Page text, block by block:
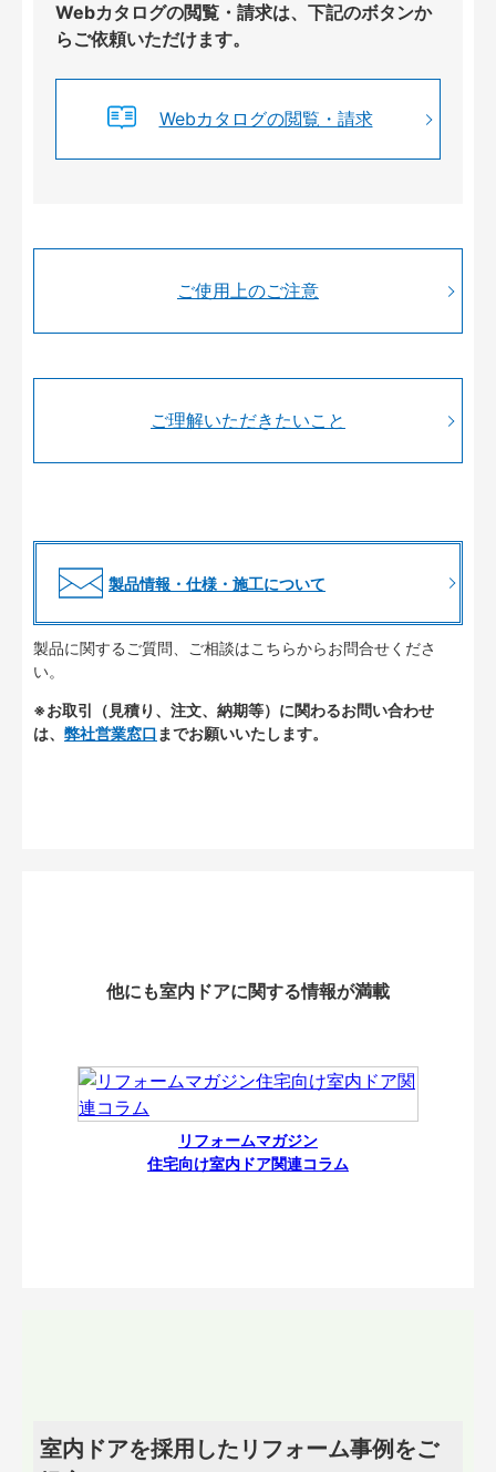
Webカタログの閲覧・請求は、下記のボタンか
らご依頼いただけます。
Webカタログの閲覧・請求
ご使用上のご注意
ご理解いただきたいこと
製品情報・仕様・施工について
製品に関するご質問、ご相談はこちらからお問合せくださ
い。
※お取引（見積り、注文、納期等）に関わるお問い合わせ
は、 弊社営業窓口 までお願いいたします。
他にも室内ドアに関する情報が満載
リフォームマガジン
住宅向け室内ドア関連コラム
室内ドアを採用したリフォーム事例をご